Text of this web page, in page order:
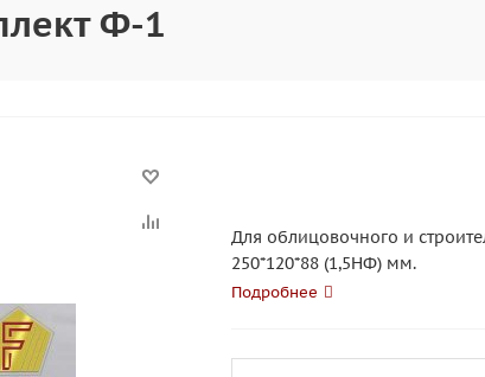
Ф-1
Для облицовочного и
250*120*88 (1,5НФ) мм.
Подробнее